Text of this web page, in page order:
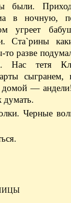
были.
в ночную,
угреет
Ста`рины
то разве
Нас тетя
сыгранем,
—
думать.
Черные